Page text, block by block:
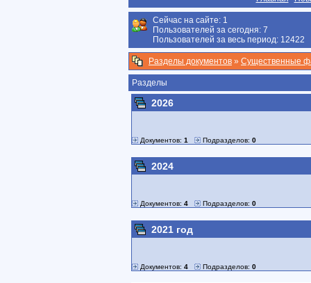
Сейчас на сайте: 1
Пользователей за сегодня: 7
Пользователей за весь период: 12422
Разделы документов » Существенные
Разделы
2026
Документов: 1 Подразделов: 0
2024
Документов: 4 Подразделов: 0
2021 год
Документов: 4 Подразделов: 0